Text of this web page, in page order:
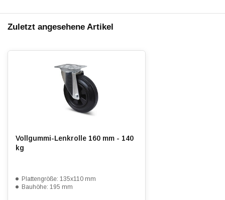
Zuletzt angesehene Artikel
Vollgummi-Lenkrolle 160 mm - 140
kg
Plattengröße: 135x110 mm
Bauhöhe: 195 mm